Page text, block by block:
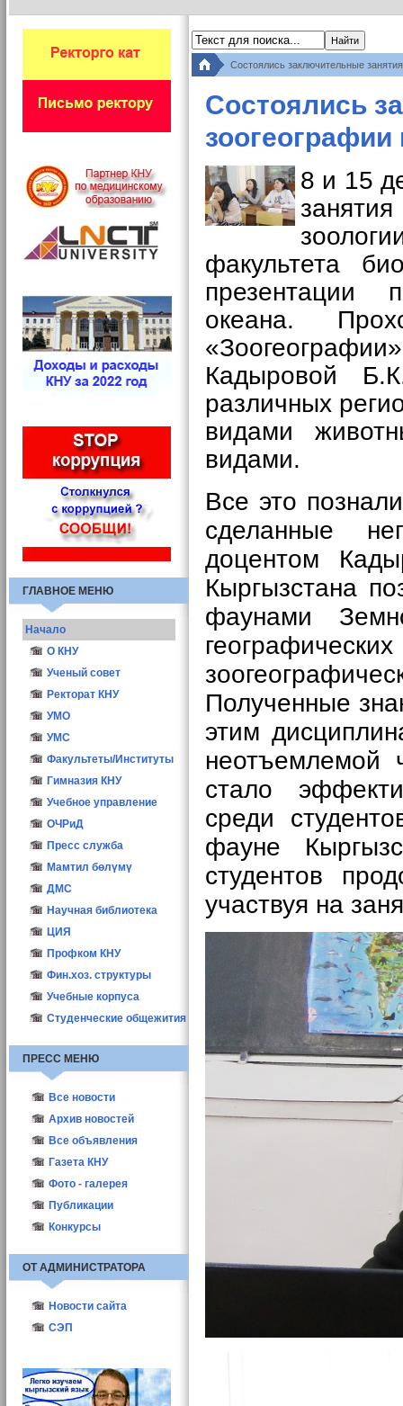
Состоялись заключительные
Состоялись
зоогеографии
8 и 15
факультета
океана.
Кадыровой
различных
видами
видами.
Все это
сделанные
доцентом
Кыргызстана
фаунами
Полученные
этим
неотъемлемой
стало
среди
фауне
студентов
участвуя на
ГЛАВНОЕ МЕНЮ
Начало
О КНУ
Общие сведения
Структура
Атрибутика КНУ
Ректоры КНУ
Опросы
Конкурс ППС-2016
Ученый совет
Иш мерчеми
Состав УС
Заседания УС
Учёный секретарь
Материалы
Ректорат КНУ
УМО
УМС
Факультеты/Институты
Гимназия КНУ
Учебное управление
ОЧРиД
Пресс служба
Мамтил бөлүмү
ДМС
Научная библиотека
ЦИЯ
Профком КНУ
Фин.хоз. структуры
Учебные корпуса
Студенческие общежития
ПРЕСС МЕНЮ
Все новости
Новости КНУ
Абитуриент-2021
Новости структур
Другие новости
Актуальные
Выборы деканов-2011
Архив новостей
Все объявления
Газета КНУ
2010
2011
2012
Фото - галерея
Публикации
ППС
Конкурсы
ОТ АДМИНИСТРАТОРА
Новости сайта
СЭП
Адресная книга СЭП
Общие сведения о СЭП